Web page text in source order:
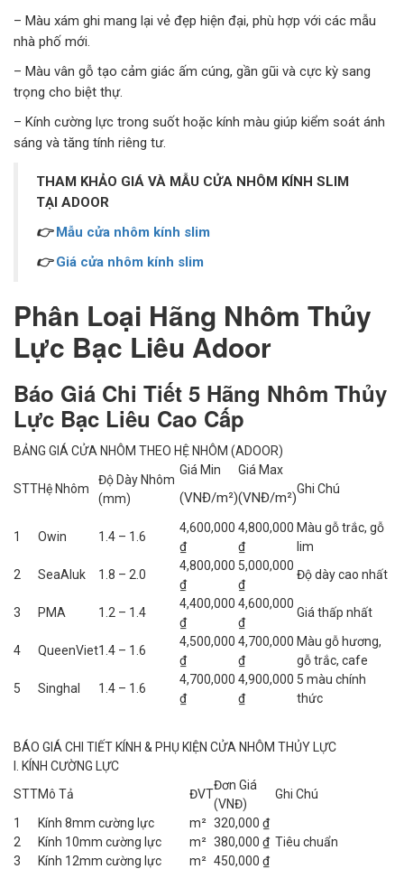
– Màu xám ghi mang lại vẻ đẹp hiện đại, phù hợp với các mẫu
nhà phố mới.
– Màu vân gỗ tạo cảm giác ấm cúng, gần gũi và cực kỳ sang
trọng cho biệt thự.
– Kính cường lực trong suốt hoặc kính màu giúp kiểm soát ánh
sáng và tăng tính riêng tư.
THAM KHẢO GIÁ VÀ MẪU CỬA NHÔM KÍNH SLIM
TẠI ADOOR
👉Mẫu cửa nhôm kính slim
👉Giá cửa nhôm kính slim
Phân Loại Hãng Nhôm Thủy
Lực Bạc Liêu Adoor
Báo Giá Chi Tiết 5 Hãng Nhôm Thủy
Lực Bạc Liêu Cao Cấp
BẢNG GIÁ CỬA NHÔM THEO HỆ NHÔM (ADOOR)
STTHệ Nhôm
Độ Dày Nhôm
(mm)
Giá Min
(VNĐ/m²)
Giá Max
(VNĐ/m²)
Ghi Chú
1 Owin 1.4 – 1.6
4,600,000
₫
4,800,000
₫
Màu gỗ trắc, gỗ
lim
2
SeaAluk 1.8 – 2.0
4,800,000
₫
5,000,000
₫
Độ dày cao nhất
3 PMA 1.2 – 1.4
4,400,000
₫
4,600,000
₫
Giá thấp nhất
4 QueenViet1.4 – 1.6
4,500,000
₫
4,700,000
₫
Màu gỗ hương,
gỗ trắc, cafe
5
Singhal 1.4 – 1.6
4,700,000
₫
4,900,000
₫
5 màu chính
thức
BÁO GIÁ CHI TIẾT KÍNH & PHỤ KIỆN CỬA NHÔM THỦY LỰC
I. KÍNH CƯỜNG LỰC
STTMô Tả ĐVT
Đơn Giá
(VNĐ)
Ghi Chú
1
Kính 8mm cường lực m² 320,000 ₫
2
Kính 10mm cường lực m² 380,000 ₫ Tiêu chuẩn
3
Kính 12mm cường lực m² 450,000 ₫